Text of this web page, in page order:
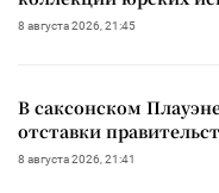
8 августа 2026, 21:45
В саксонском
отставки
8 августа 2026, 21:41